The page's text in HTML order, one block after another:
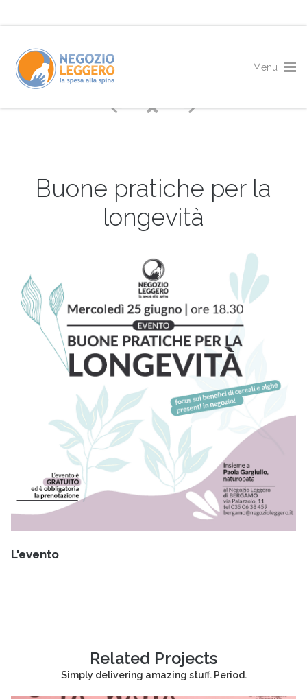
Buone pratiche per la
longevità
L'evento
Related Projects
Simply delivering amazing stuff. Period.